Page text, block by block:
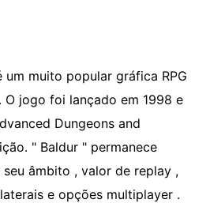
muito popular gráfica RPG
O jogo foi lançado em 1998 e
Dungeons and
" Baldur " permanece
âmbito , valor de replay ,
e opções multiplayer .